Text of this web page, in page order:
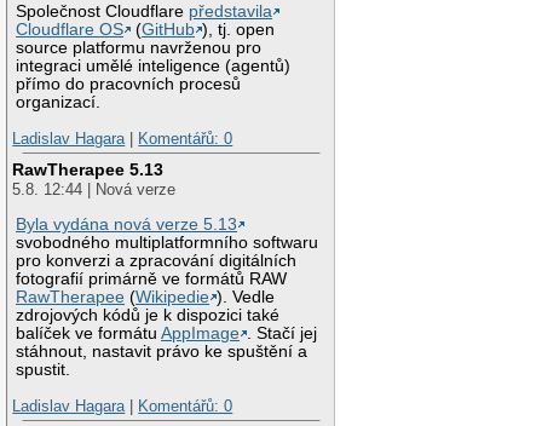
Společnost Cloudflare představila
Cloudflare OS
(GitHub ), tj. open
source platformu navrženou pro
integraci umělé inteligence (agentů)
přímo do pracovních procesů
organizací.
Ladislav Hagara | Komentářů: 0
RawTherapee 5.13
5.8. 12:44 | Nová verze
Byla vydána nová verze 5.13
svobodného multiplatformního softwaru
pro konverzi a zpracování digitálních
fotografií primárně ve formátů RAW
RawTherapee (Wikipedie ). Vedle
zdrojových kódů je k dispozici také
balíček ve formátuAppImage
. Stačí jej
stáhnout, nastavit právo ke spuštění a
spustit.
Ladislav Hagara | Komentářů: 0